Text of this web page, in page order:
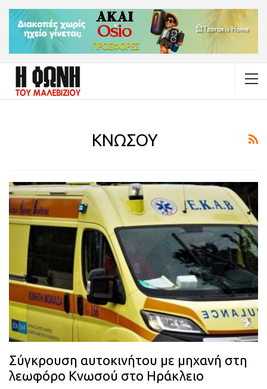
ΚΝΩΣΟΥ
Σύγκρουση αυτοκινήτου με μηχανή στη
λεωφόρο Κνωσού στο Ηράκλειο